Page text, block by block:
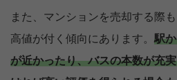
また、マンションを売却する際
高値が付く傾向にあります。 駅
が近かったり、バスの本数が充